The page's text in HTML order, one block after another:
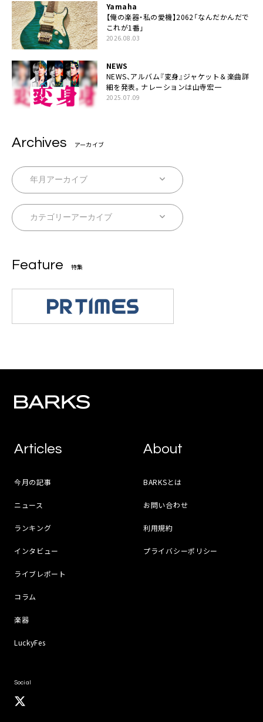
Yamaha
【俺の楽器・私の愛機】2062「なんだかんだで
これが1番」
2026.08.03
NEWS
NEWS、アルバム『変身』ジャケット＆楽曲詳
細を発表。ナレーションは⼭寺宏⼀
2025.07.09
Archives アーカイブ
Feature 特集
Articles
今月の記事
ニュース
ランキング
インタビュー
ライブレポート
コラム
楽器
LuckyFes
About
BARKSとは
お問い合わせ
利用規約
プライバシーポリシー
Social